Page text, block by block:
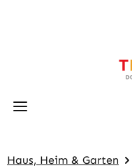
Haus, Heim & Garten